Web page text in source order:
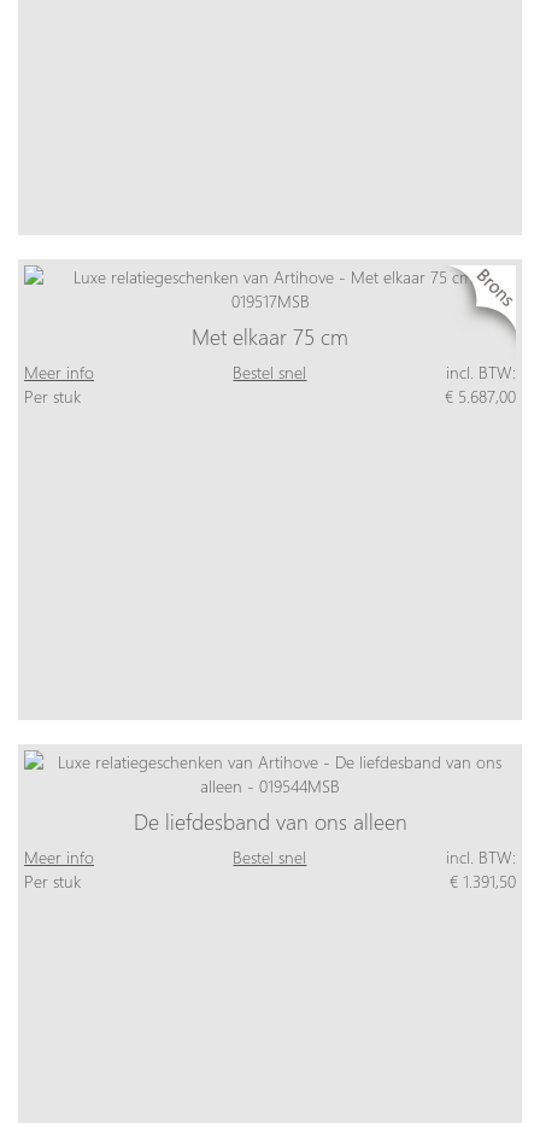
Met elkaar 75 cm
Meer info Bestel snel
incl. BTW:
Per stuk
€ 5.687,00
De liefdesband van ons alleen
Meer info Bestel snel
incl. BTW:
Per stuk
€ 1.391,50